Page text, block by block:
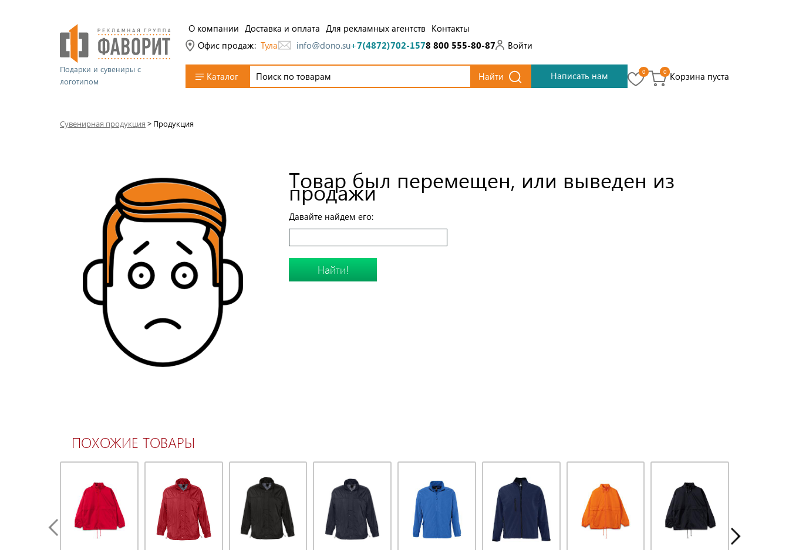
Подарки и сувениры с
логотипом
О компании Доставка и оплата Для рекламных агентств Контакты
Офис продаж: Тула info@dono.su+7(4872)702-1578 800 555-80-87 Войти
Каталог Найти Написать нам 0 0 Корзина пуста
Сувенирная продукция > Продукция
Товар был перемещен, или выведен из
продажи
Давайте найдем его:
Найти!
ПОХОЖИЕ ТОВАРЫ